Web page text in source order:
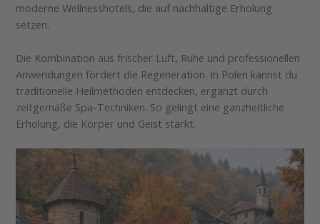
moderne Wellnesshotels, die auf nachhaltige Erholung
setzen.
Die Kombination aus frischer Luft, Ruhe und professionellen
Anwendungen fördert die Regeneration. In Polen kannst du
traditionelle Heilmethoden entdecken, ergänzt durch
zeitgemäße Spa-Techniken. So gelingt eine ganzheitliche
Erholung, die Körper und Geist stärkt.